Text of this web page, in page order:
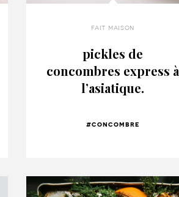
fait maison
pickles de
concombres express à
l’asiatique.
#concombre